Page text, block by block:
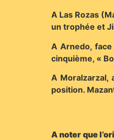
A Las Rozas
un trophée et
A Arnedo,
cinquième, «
A Moralzarzal,
position.
A noter que